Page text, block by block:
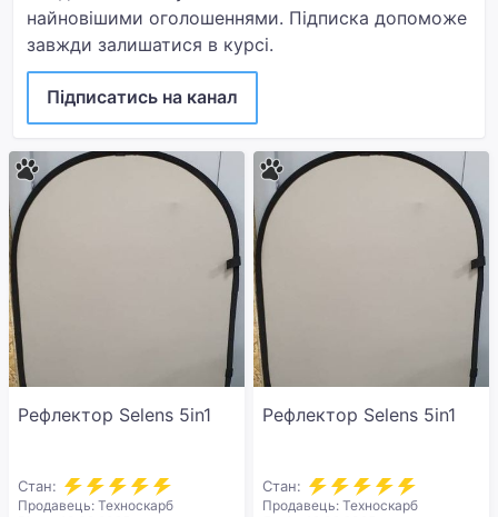
Рефлектор Selens 5in1
Стан:
Продавець: Техноскарб
Рефлектор Selens 5in1
Стан:
Продавець: Техноскарб
найновішими оголошеннями. Підписка допоможе
завжди залишатися в курсі.
Підписатись на канал